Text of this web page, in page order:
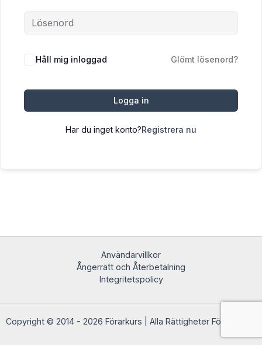
Håll mig inloggad Glömt lösenord?
Logga in
Har du inget konto?Registrera nu
Användarvillkor
Ångerrätt och Återbetalning
Integritetspolicy
Copyright © 2014 - 2026 Förarkurs | Alla Rättigheter Förbehållna